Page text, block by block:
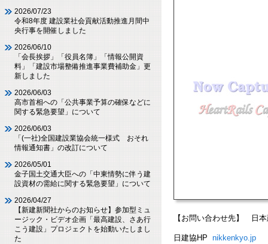
【お問い合わせ先】 日
日建協HP nikkenkyo.jp
2026/07/23
令和8年度 建設業社会貢献活動推進月間中
央行事を開催しました
2026/06/10
「会長挨拶」「役員名簿」「情報公開資
料」「建設市場整備推進事業費補助金」更
新しました
2026/06/03
高市首相への「公共事業予算の確保などに
関する緊急要望」について
2026/06/03
「(一社)全国建設業協会統一様式 おそれ
情報通知書」の改訂について
2026/05/01
金子国土交通大臣への「中東情勢に伴う建
設資材の需給に関する緊急要望」について
2026/04/27
【新建新聞社からのお知らせ】参加型ミュ
ージック・ビデオ企画「最高建設、さあ行
こう建設」プロジェクトを始動いたしまし
た